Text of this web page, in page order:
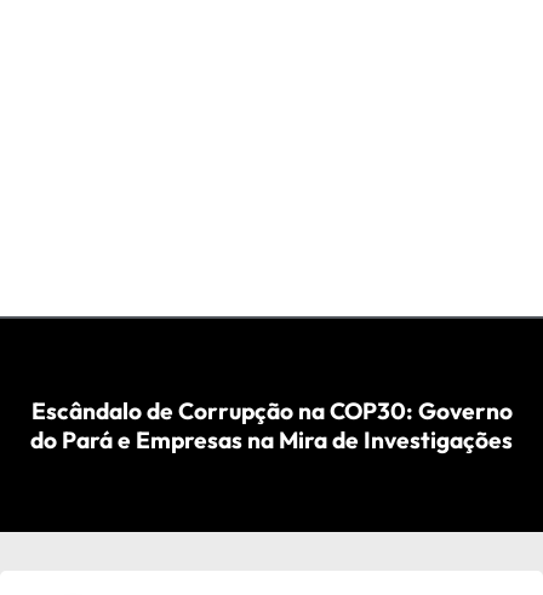
Escândalo de Corrupção na COP30: Governo
do Pará e Empresas na Mira de Investigações